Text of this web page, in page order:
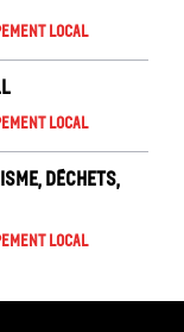
local
local
déchets,
local